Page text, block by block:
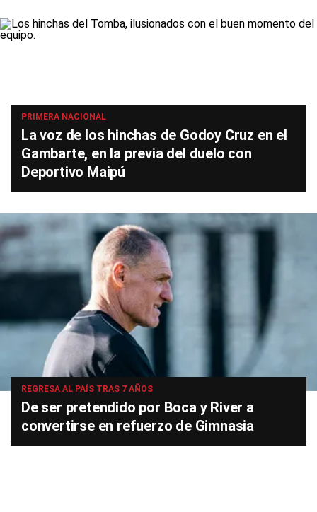
PRIMERA NACIONAL
La voz de los hinchas de Godoy Cruz en el
Gambarte, en la previa del duelo con
Deportivo Maipú
REGRESA AL PAÍS TRAS 7 AÑOS
De ser pretendido por Boca y River a
convertirse en refuerzo de Gimnasia